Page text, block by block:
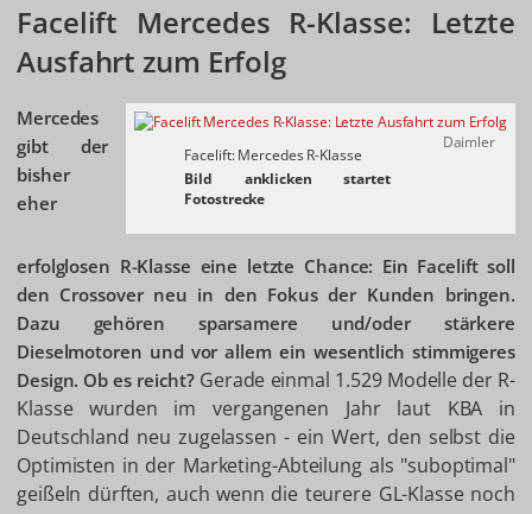
Facelift Mercedes R-Klasse: Letzte
Ausfahrt zum Erfolg
Daimler
Facelift: Mercedes R-Klasse
Mercedes
gibt der
bisher
eher
erfolglosen R-Klasse eine letzte Chance: Ein Facelift soll
den Crossover neu in den Fokus der Kunden bringen.
Dazu gehören sparsamere und/oder stärkere
Dieselmotoren und vor allem ein wesentlich stimmigeres
Design. Ob es reicht? Gerade einmal 1.529 Modelle der R-
Klasse wurden im vergangenen Jahr laut KBA in
Deutschland neu zugelassen - ein Wert, den selbst die
Optimisten in der Marketing-Abteilung als "suboptimal"
geißeln dürften, auch wenn die teurere GL-Klasse noch